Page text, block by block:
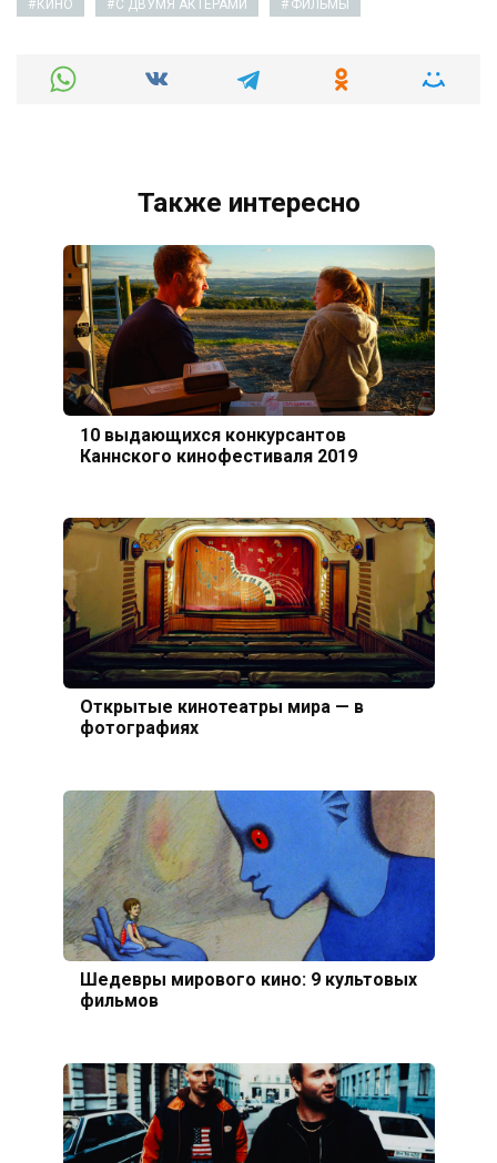
КИНО С ДВУМЯ АКТЕРАМИ ФИЛЬМЫ
Также интересно
10 выдающихся конкурсантов
Каннского кинофестиваля 2019
Открытые кинотеатры мира — в
фотографиях
Шедевры мирового кино: 9 культовых
фильмов